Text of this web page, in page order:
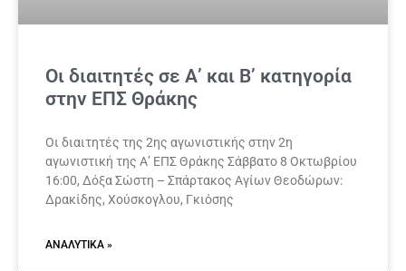
Οι διαιτητές σε Α’ και Β’ κατηγορία
στην ΕΠΣ Θράκης
Οι διαιτητές της 2ης αγωνιστικής στην 2η
αγωνιστική της Α’ ΕΠΣ Θράκης Σάββατο 8 Οκτωβρίου
16:00, Δόξα Σώστη – Σπάρτακος Αγίων Θεοδώρων:
Δρακίδης, Χούσκογλου, Γκιόσης
ΑΝΑΛΥΤΙΚΆ »